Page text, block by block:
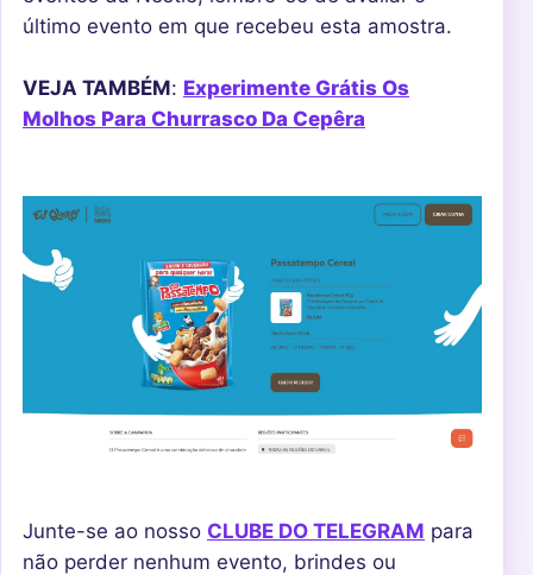
último evento em que recebeu esta amostra.
VEJA TAMBÉM: Experimente Grátis Os
Molhos Para Churrasco Da Cepêra
Junte-se ao nosso CLUBE DO TELEGRAM para
não perder nenhum evento, brindes ou